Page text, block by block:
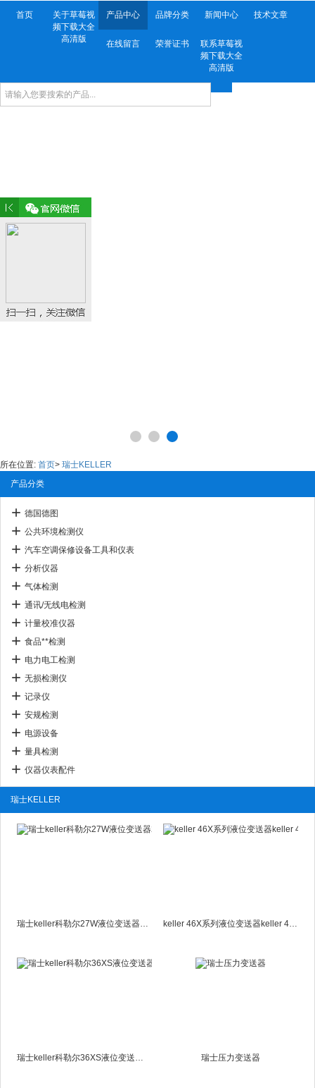
首页
关于草莓视
频下载大全
高清版
产品中心 品牌分类 新闻中心 技术文章
在线留言 荣誉证书
联系草莓视
频下载大全
高清版
所在位置: 首页> 瑞士KELLER
产品分类
德国德图
公共环境检测仪
汽车空调保修设备工具和仪表
分析仪器
气体检测
通讯/无线电检测
计量校准仪器
食品**检测
电力电工检测
无损检测仪
记录仪
安规检测
电源设备
量具检测
仪器仪表配件
瑞士KELLER
瑞士keller科勒尔27W液位变送器27W keller 46X系列液位变送器keller 46X
瑞士keller科勒尔36XS液位变送器36XS 瑞士压力变送器